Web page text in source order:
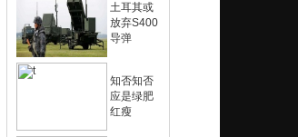
土耳其或
放弃S400
导弹
知否知否
应是绿肥
红瘦